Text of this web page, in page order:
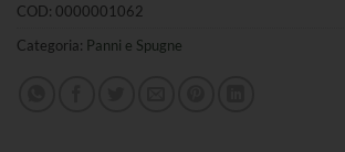
COD: 0000001062
Categoria: Panni e Spugne